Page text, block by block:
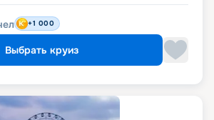
+1 000
Выбрать круиз